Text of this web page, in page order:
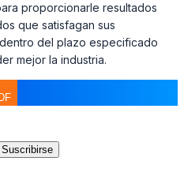
proporcionarle resultados
que satisfagan sus
del plazo especificado
mejor la industria.
Suscribirse